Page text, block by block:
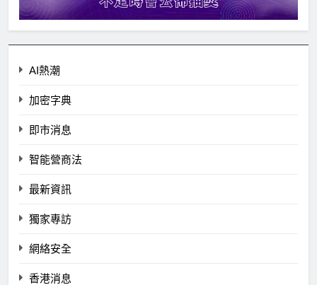
AI熱潮
加密字典
即市消息
智能營商法
最新資訊
獨家專訪
網絡安全
香港消息